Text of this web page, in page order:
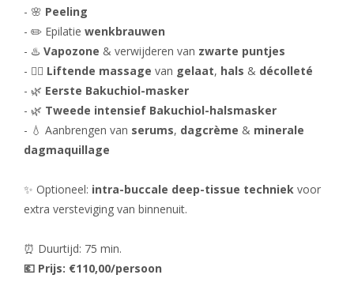
- 🌸 Peeling
- ✏️ Epilatie wenkbrauwen
- ♨️ Vapozone & verwijderen van zwarte puntjes
- 💆‍♀️ Liftende massage van gelaat, hals & décolleté
- 🌿 Eerste Bakuchiol-masker
- 🌿 Tweede intensief Bakuchiol-halsmasker
- 💧 Aanbrengen van serums, dagcrème & minerale
dagmaquillage
✨ Optioneel: intra-buccale deep-tissue techniek voor
extra versteviging van binnenuit.
⏰ Duurtijd: 75 min.
💶 Prijs: €110,00/persoon